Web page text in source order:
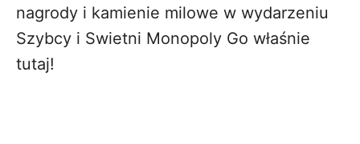
nagrody i kamienie milowe w wydarzeniu
Szybcy i Swietni Monopoly Go właśnie
tutaj!